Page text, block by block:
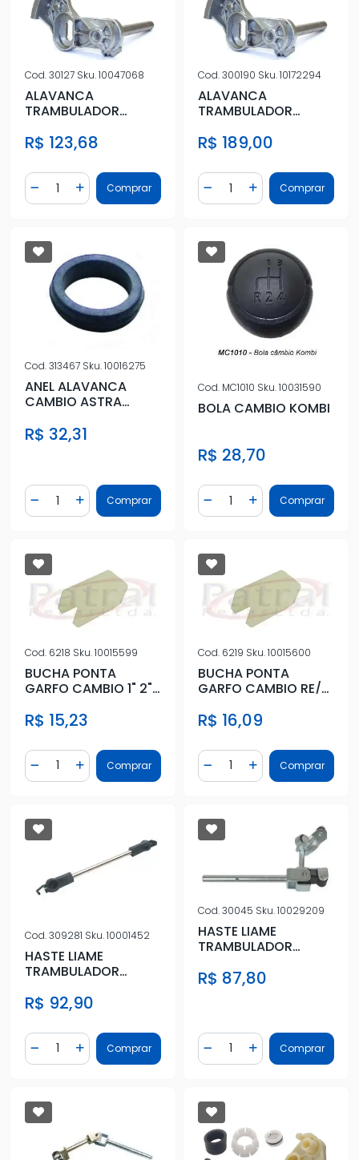
Cod.30127 Sku.10047068
ALAVANCA
TRAMBULADOR
CELTA CORSA 05/
R$ 123,68
Diminuir Quantidade
Quantidade
Adicionar Quantidade
Comprar
Cod.300190 Sku.10172294
ALAVANCA
TRAMBULADOR
CELTA CORSA 05/
R$ 189,00
Diminuir Quantidade
Quantidade
AdicionarComprar
Cod.313467 Sku.10016275
ANEL ALAVANCA
CAMBIO ASTRA
VECTRA
R$ 32,31
Diminuir Quantidade
Quantidade
Adicionar Quantidade
Comprar
Cod. MC1010 Sku.10031590
BOLA CAMBIO KOMBI
R$ 28,70
Diminuir Quantidade
Quantidade
AdicionarComprar
Cod. 6218 Sku.10015599
BUCHA PONTA
GARFO CAMBIO 1" 2"
R$ 15,23
Diminuir Quantidade
Quantidade
Adicionar Quantidade
Comprar
Cod. 6219 Sku.10015600
BUCHA PONTA
GARFO CAMBIO RE/5"
R$ 16,09
Diminuir Quantidade
Quantidade
AdicionarComprar
Cod.309281 Sku.10001452
HASTE LIAME
TRAMBULADOR
VECTRA 95/05
MONTANA 07/
R$ 92,90
Diminuir Quantidade
Quantidade
Adicionar Quantidade
Comprar
Cod.30045 Sku.10029209
HASTE LIAME
TRAMBULADOR
R$ 87,80
Diminuir Quantidade
Quantidade
AdicionarComprar